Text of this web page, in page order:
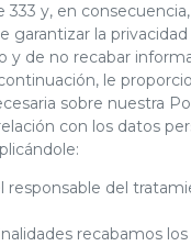
333 y, en
garantizar la
y de no recabar
le
sobre nuestra
con los datos
responsable del
recabamos